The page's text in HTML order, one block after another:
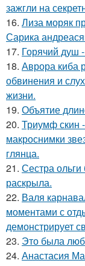
зажгли на
16. Лиза моряк
Сарика
17. Горячий душ
18. Аврора киба
обвинения и
жизни.
19. Объятие
20. Триумф скин
макроснимки
глянца.
21. Сестра
раскрыла.
22. Валя
моментами с
демонстрирует
23. Это была
24. Анастасия